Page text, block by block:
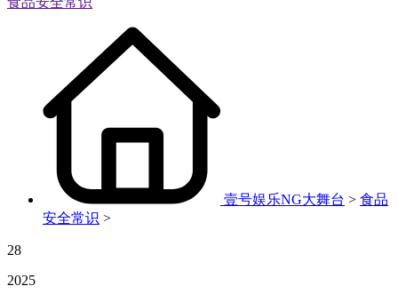
壹号娱乐NG大舞台 > 食品
安全常识 >
28
2025